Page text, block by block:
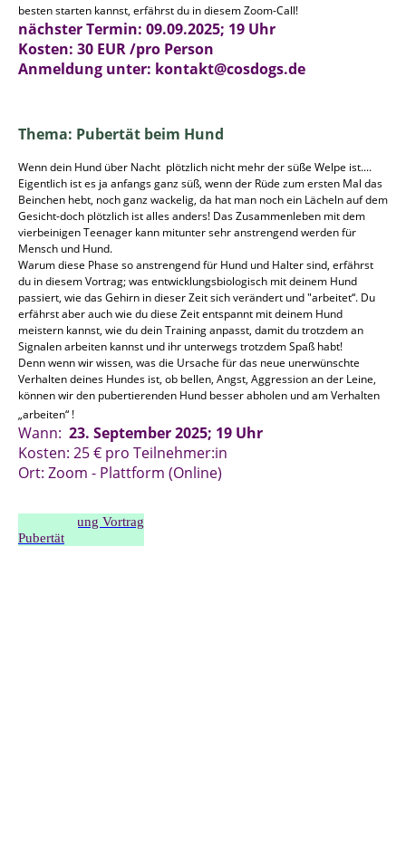
besten starten kannst, erfährst du in diesem Zoom-Call!
nächster Termin: 09.09.2025; 19 Uhr
Kosten: 30 EUR /pro Person
Anmeldung unter: kontakt@cosdogs.de
Thema: Pubertät beim Hund
Wenn dein Hund über Nacht plötzlich nicht mehr der süße Welpe ist....
Eigentlich ist es ja anfangs ganz süß, wenn der Rüde zum ersten Mal das
Beinchen hebt, noch ganz wackelig, da hat man noch ein Lächeln auf dem
Gesicht-doch plötzlich ist alles anders! Das Zusammenleben mit dem
vierbeinigen Teenager kann mitunter sehr anstrengend werden für
Mensch und Hund.
Warum diese Phase so anstrengend für Hund und Halter sind, erfährst
du in diesem Vortrag; was entwicklungsbiologisch mit deinem Hund
passiert, wie das Gehirn in dieser Zeit sich verändert und "arbeitet“. Du
erfährst aber auch wie du diese Zeit entspannt mit deinem Hund
meistern kannst, wie du dein Training anpasst, damit du trotzdem an
Signalen arbeiten kannst und ihr unterwegs trotzdem Spaß habt!
Denn wenn wir wissen, was die Ursache für das neue unerwünschte
Verhalten deines Hundes ist, ob bellen, Angst, Aggression an der Leine,
können wir den pubertierenden Hund besser abholen und am Verhalten
„arbeiten“ !
Wann: 23. September 2025; 19 Uhr
Kosten: 25 € pro Teilnehmer:in
Ort: Zoom - Plattform (Online)
Anmeldung Vortrag
Pubertät